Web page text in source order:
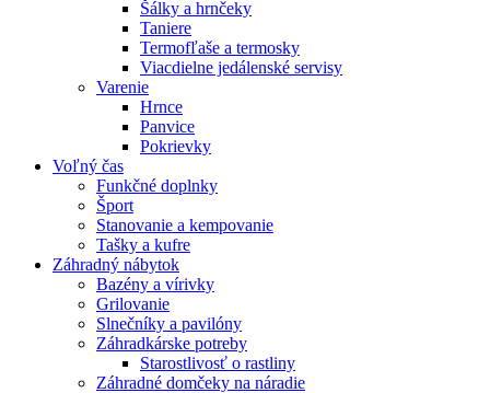
Šálky a hrnčeky
Taniere
Termofľaše a termosky
Viacdielne jedálenské servisy
Varenie
Hrnce
Panvice
Pokrievky
Voľný čas
Funkčné doplnky
Šport
Stanovanie a kempovanie
Tašky a kufre
Záhradný nábytok
Bazény a vírivky
Grilovanie
Slnečníky a pavilóny
Záhradkárske potreby
Starostlivosť o rastliny
Záhradné domčeky na náradie